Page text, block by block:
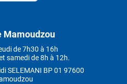
Mamoudzou
de 7h30 à 16h
samedi de 8h à 12h.
SELEMANI BP 01 97600